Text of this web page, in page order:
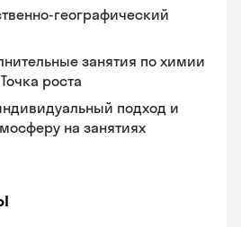
географический
занятия по химии
роста
подход и
на занятиях